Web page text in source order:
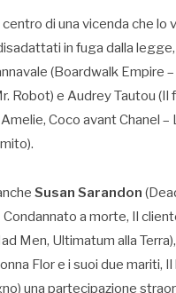
centro di una vicenda che lo
in fuga dalla
(Boardwalk Empire –
Robot) e Audrey Tautou (Il
Coco avant Chanel –
Susan Sarandon
a morte, Il
Men, Ultimatum alla Terra),
Flor e i suoi due mariti,
una partecipazione